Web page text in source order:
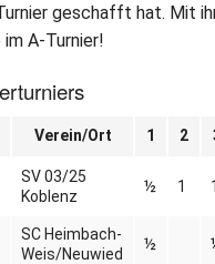
geschafft hat. Mit
A-Turnier!
Verein/Ort 1 2
SV 03/25
Koblenz
½ 1
SC Heimbach-
Weis/Neuwied
½